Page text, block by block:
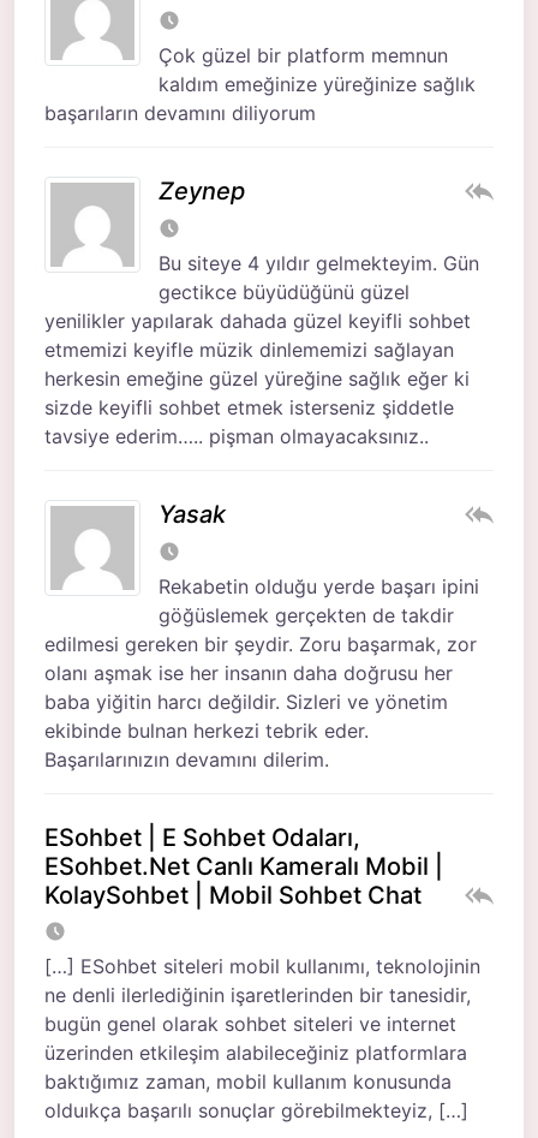
Çok güzel bir platform memnun
kaldım emeğinize yüreğinize sağlık
başarıların devamını diliyorum
Zeynep
Bu siteye 4 yıldır gelmekteyim. Gün
gectikce büyüdüğünü güzel
yenilikler yapılarak dahada güzel keyifli sohbet
etmemizi keyifle müzik dinlememizi sağlayan
herkesin emeğine güzel yüreğine sağlık eğer ki
sizde keyifli sohbet etmek isterseniz şiddetle
tavsiye ederim….. pişman olmayacaksınız..
Yasak
Rekabetin olduğu yerde başarı ipini
göğüslemek gerçekten de takdir
edilmesi gereken bir şeydir. Zoru başarmak, zor
olanı aşmak ise her insanın daha doğrusu her
baba yiğitin harcı değildir. Sizleri ve yönetim
ekibinde bulnan herkezi tebrik eder.
Başarılarınızın devamını dilerim.
ESohbet | E Sohbet Odaları,
ESohbet.Net Canlı Kameralı Mobil |
KolaySohbet | Mobil Sohbet Chat
[…] ESohbet siteleri mobil kullanımı, teknolojinin
ne denli ilerlediğinin işaretlerinden bir tanesidir,
bugün genel olarak sohbet siteleri ve internet
üzerinden etkileşim alabileceğiniz platformlara
baktığımız zaman, mobil kullanım konusunda
olduıkça başarılı sonuçlar görebilmekteyiz, […]